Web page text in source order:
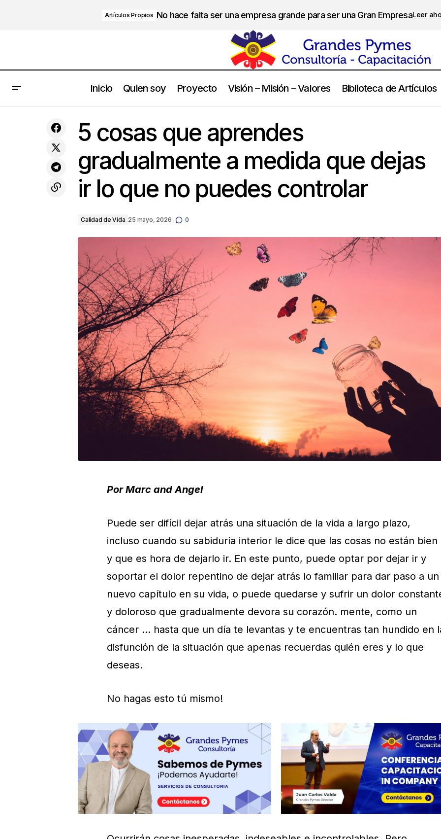
Artículos Propios No hace falta ser una empresa grande para ser una Gran EmpresaLeer
Inicio Quien soy Proyecto Visión – Misión – Valores Biblioteca de Artículos
garantizado en tu cuenta de
resultados.
5 cosas que aprendes gradualmente a medida que dejas ir lo que
5 cosas que aprendes
gradualmente a medida que dejas
ir lo que no puedes controlar
Calidad de Vida 25 mayo, 2026 0
Por Marc and Angel
Puede ser difícil dejar atrás una situación de la vida a largo plazo,
incluso cuando su sabiduría interior le dice que las cosas no están bien
y que es hora de dejarlo ir. En este punto, puede optar por dejar ir y
soportar el dolor repentino de dejar atrás lo familiar para dar paso a un
nuevo capítulo en su vida, o puede quedarse y sufrir un dolor
y doloroso que gradualmente devora su corazón. mente, como un
cáncer … hasta que un día te levantas y te encuentras tan hundido en
disfunción de la situación que apenas recuerdas quién eres y lo que
deseas.
No hagas esto tú mismo!